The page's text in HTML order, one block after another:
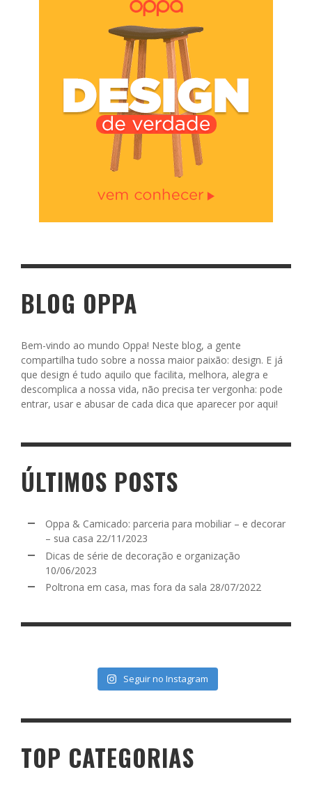
BLOG OPPA
Bem-vindo ao mundo Oppa! Neste blog, a gente
compartilha tudo sobre a nossa maior paixão: design. E já
que design é tudo aquilo que facilita, melhora, alegra e
descomplica a nossa vida, não precisa ter vergonha: pode
entrar, usar e abusar de cada dica que aparecer por aqui!
ÚLTIMOS POSTS
Oppa & Camicado: parceria para mobiliar – e decorar
– sua casa 22/11/2023
Dicas de série de decoração e organização
10/06/2023
Poltrona em casa, mas fora da sala 28/07/2022
Seguir no Instagram
TOP CATEGORIAS